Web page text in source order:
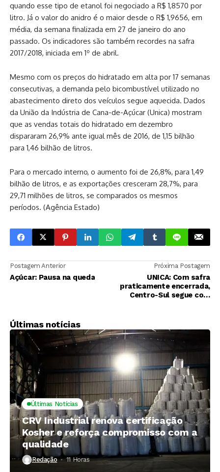
quando esse tipo de etanol foi negociado a R$ 1,8570 por
litro. Já o valor do anidro é o maior desde o R$ 1,9656, em
média, da semana finalizada em 27 de janeiro do ano
passado. Os indicadores são também recordes na safra
2017/2018, iniciada em 1º de abril.
Mesmo com os preços do hidratado em alta por 17 semanas
consecutivas, a demanda pelo bicombustível utilizado no
abastecimento direto dos veículos segue aquecida. Dados
da União da Indústria de Cana-de-Açúcar (Unica) mostram
que as vendas totais do hidratado em dezembro
dispararam 26,9% ante igual mês de 2016, de 1,15 bilhão
para 1,46 bilhão de litros.
Para o mercado interno, o aumento foi de 26,8%, para 1,49
bilhão de litros, e as exportações cresceram 28,7%, para
29,71 milhões de litros, se comparados os mesmos
períodos. (Agência Estado)
Postagem Anterior
Açúcar: Pausa na queda
Próxima Postagem
UNICA: Com safra
praticamente encerrada,
Centro-Sul segue com
Últimas notícias
Últimas Notícias
CRV Industrial renova certificação
Kosher e reforça compromisso com a
qualidade
Redação 11 Horas ⁮